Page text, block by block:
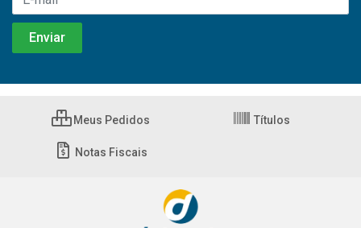
Meus Pedidos Títulos
Notas Fiscais